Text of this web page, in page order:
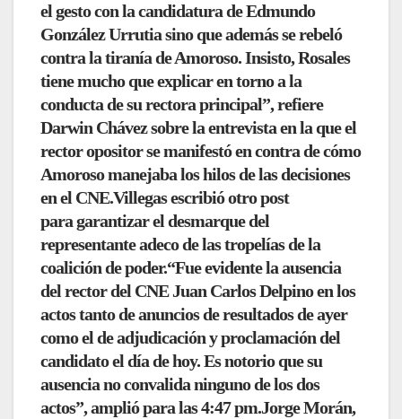
el gesto con la candidatura de Edmundo
González Urrutia sino que ademásse rebeló
contra la tiranía de Amoroso.Insisto, Rosales
tiene mucho que explicar en torno a la
conducta de su rectora principal”, refiere
Darwin Chávez sobre la entrevista en la que el
rector opositor se manifestó en contra de cómo
Amoroso manejaba los hilos de las decisiones
en el CNE.Villegas escribió otro post
paragarantizar el desmarque del
representante adecode las tropelías de la
coalición de poder.“Fue evidente la ausencia
del rector del CNE Juan Carlos Delpinoen los
actos tanto de anuncios de resultados de ayer
como el de adjudicación y proclamación del
candidato el día de hoy. Es notorio que su
ausencia no convalida ninguno de los dos
actos”, amplió para las 4:47 pm.Jorge Morán,